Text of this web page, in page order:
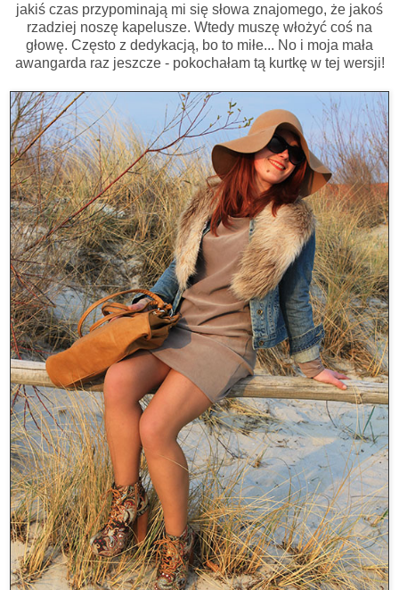
jakiś czas przypominają mi się słowa znajomego, że jakoś
rzadziej noszę kapelusze. Wtedy muszę włożyć coś na
głowę. Często z dedykacją, bo to miłe... No i moja mała
awangarda raz jeszcze - pokochałam tą kurtkę w tej wersji!